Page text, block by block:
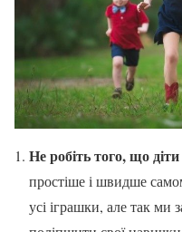
Не робіть того, що
простіше і швидше
усі іграшки, але так ми